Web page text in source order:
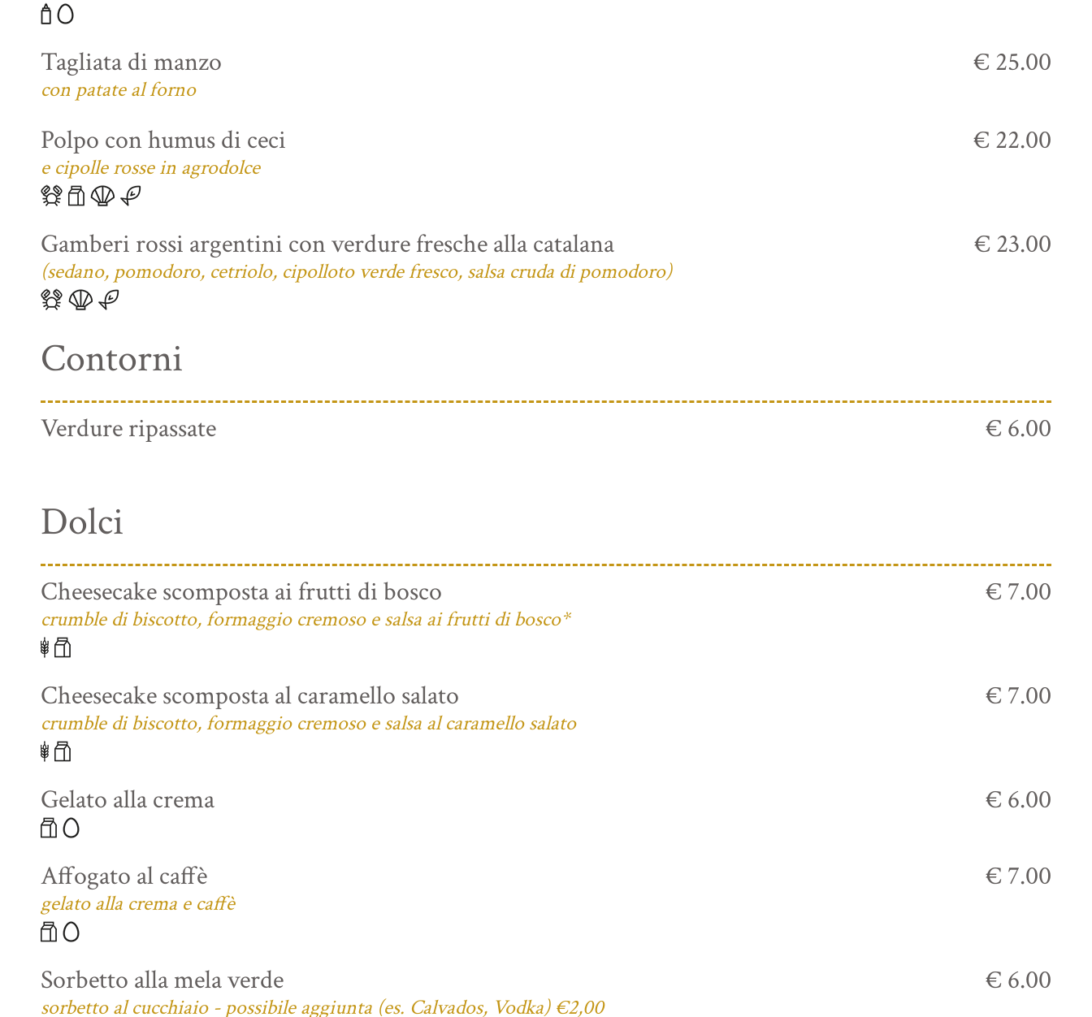
Tagliata di manzo
con patate al forno
€ 25.00
Polpo con humus di ceci
e cipolle rosse in agrodolce
€ 22.00
Gamberi rossi argentini con verdure fresche alla catalana
(sedano, pomodoro, cetriolo, cipolloto verde fresco, salsa cruda di pomodoro)
€ 23.00
Contorni
Verdure ripassate € 6.00
Dolci
Cheesecake scomposta ai frutti di bosco
crumble di biscotto, formaggio cremoso e salsa ai frutti di bosco*
€ 7.00
Cheesecake scomposta al caramello salato
crumble di biscotto, formaggio cremoso e salsa al caramello salato
€ 7.00
Gelato alla crema € 6.00
Affogato al caffè
gelato alla crema e caffè
€ 7.00
Sorbetto alla mela verde
sorbetto al cucchiaio - possibile aggiunta (es. Calvados, Vodka) €2,00
€ 6.00